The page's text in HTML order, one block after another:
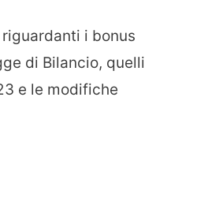
i bonus
di Bilancio, quelli
e le modifiche